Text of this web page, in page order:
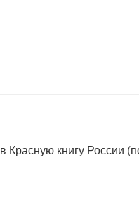
Красную книгу России